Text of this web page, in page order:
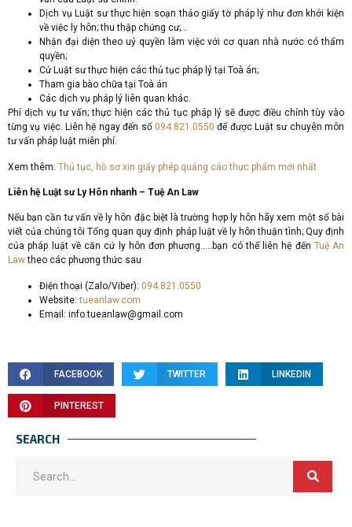
Dịch vụ Luật sư thực hiện soạn thảo giấy tờ pháp lý như đơn khởi kiện
về việc ly hôn; thu thập chứng cư;…
Nhận đại diện theo uỷ quyền làm việc với cơ quan nhà nước có thẩm
quyền;
Cử Luật sư thực hiện các thủ tục pháp lý tại Toà án;
Tham gia bào chữa tại Toà án
Các dịch vụ pháp lý liên quan khác.
Phí dịch vụ tư vấn; thực hiện các thủ tục pháp lý sẽ được điều chỉnh tùy vào
từng vụ việc. Liên hệ ngay đến số 094.821.0550 để được Luật sư chuyên môn
tư vấn pháp luật miễn phí.
Xem thêm: Thủ tục, hồ sơ xin giấy phép quảng cáo thực phẩm mới nhất
Liên hệ Luật sư Ly Hôn nhanh – Tuệ An Law
Nếu bạn cần tư vấn về ly hôn đặc biệt là trường hợp ly hôn hãy xem một số bài
viết của chúng tôi Tổng quan quy định pháp luật về ly hôn thuận tình; Quy định
của pháp luật về căn cứ ly hôn đơn phương…..bạn có thể liên hệ đến Tuệ An
Lawtheo các phương thức sau
Điện thoại (Zalo/Viber): 094.821.0550
Website: tueanlaw.com
Email: info.tueanlaw@gmail.com
FACEBOOK TWITTER LINKEDIN
PINTEREST
SEARCH